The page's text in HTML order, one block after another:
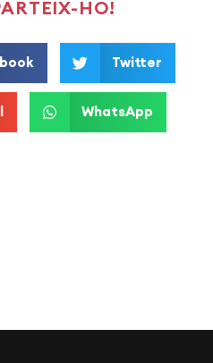
HO!
Twitter
WhatsApp